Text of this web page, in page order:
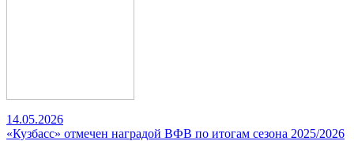
14.05.2026
«Кузбасс» отмечен наградой ВФВ по итогам сезона 2025/2026